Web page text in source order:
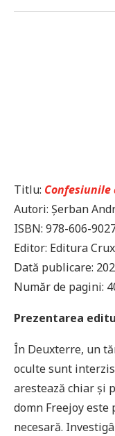
Titlu: Confesiunile
Autori: Șerban
ISBN: 978-606-
Editor: Editura Crux
Dată publicare:
Număr de pagini:
Prezentarea
În Deuxterre, un
oculte sunt
arestează chiar și
domn Freejoy este
necesară.